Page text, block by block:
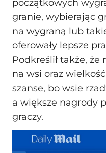
początkowych
granie, wybierając
na wygraną lub
oferowały lepsze
Podkreślił także,
na wsi oraz
szanse, bo wsie
a większe nagrody
graczy.